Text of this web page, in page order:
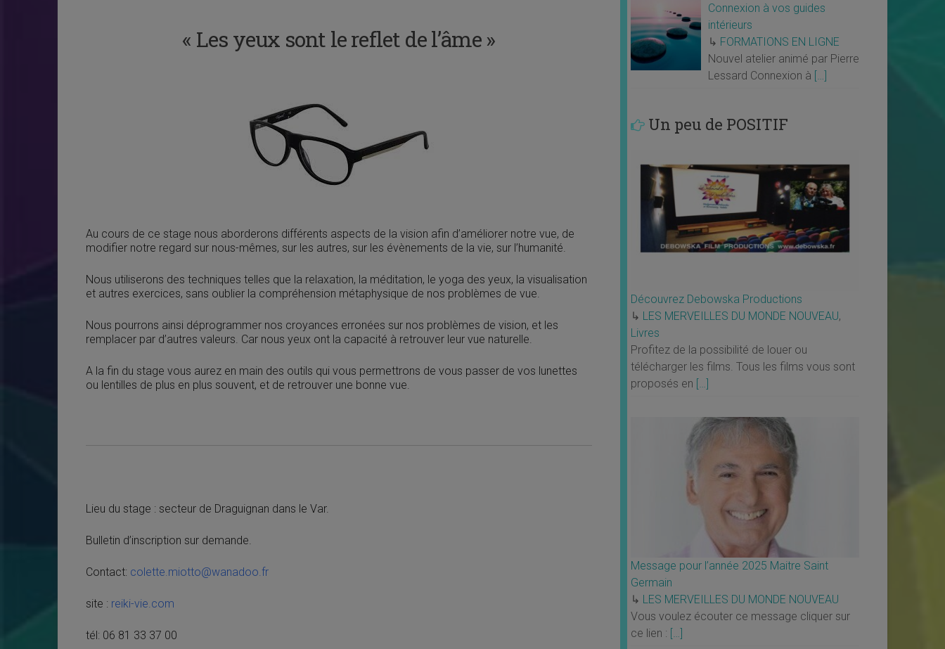
« Les yeux sont le reflet de l’âme »
Au cours de ce stage nous aborderons différents aspects de la vision afin d’améliorer notre vue, de
modifier notre regard sur nous-mêmes, sur les autres, sur les évènements de la vie, sur l’humanité.
Nous utiliserons des techniques telles que la relaxation, la méditation, le yoga des yeux, la visualisation
et autres exercices, sans oublier la compréhension métaphysique de nos problèmes de vue.
Nous pourrons ainsi déprogrammer nos croyances erronées sur nos problèmes de vision, et les
remplacer par d’autres valeurs. Car nous yeux ont la capacité à retrouver leur vue naturelle.
A la fin du stage vous aurez en main des outils qui vous permettrons de vous passer de vos lunettes
ou lentilles de plus en plus souvent, et de retrouver une bonne vue.
Lieu du stage : secteur de Draguignan dans le Var.
Bulletin d’inscription sur demande.
Contact: colette.miotto@wanadoo.fr
site : reiki-vie.com
tél: 06 81 33 37 00
Connexion à vos guides
intérieurs
↳ FORMATIONS EN LIGNE
Nouvel atelier animé par Pierre
Lessard Connexion à […]
Un peu de POSITIF
Découvrez Debowska Productions
↳ LES MERVEILLES DU MONDE NOUVEAU,
Livres
Profitez de la possibilité de louer ou
télécharger les films. Tous les films vous sont
proposés en […]
Message pour l’année 2025 Maitre Saint
Germain
↳ LES MERVEILLES DU MONDE NOUVEAU
Vous voulez écouter ce message cliquer sur
ce lien : […]